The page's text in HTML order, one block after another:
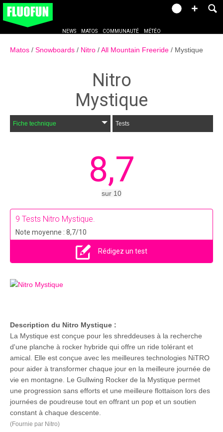
NEWS MATOS COMMUNAUTÉ MÉTÉO
Matos Snowboards Nitro All Mountain Freeride Mystique
Nitro
Mystique
Fiche technique Tests
8,7
sur 10
9 Tests Nitro Mystique.
Note moyenne : 8,7/10
Rédigez un test
Description du Nitro Mystique :
La Mystique est conçue pour les shreddeuses à la recherche
d'une planche à rocker hybride qui offre un ride tolérant et
amical. Elle est conçue avec les meilleures technologies NiTRO
pour aider à transformer chaque jour en la meilleure journée de
vie en montagne. Le Gullwing Rocker de la Mystique permet
une progression sans efforts et une meilleure flottaison lors des
journées de poudreuse tout en offrant un pop et un soutien
constant à chaque descente.
(Fournie par Nitro)